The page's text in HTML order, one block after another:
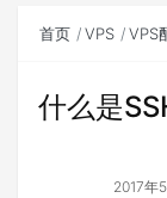
首页 VPS VPS
什么是
2017年